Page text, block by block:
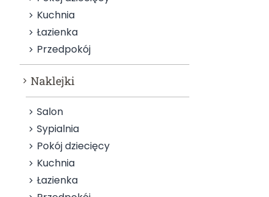
Kuchnia
Łazienka
Przedpokój
Naklejki
Salon
Sypialnia
Pokój dziecięcy
Kuchnia
Łazienka